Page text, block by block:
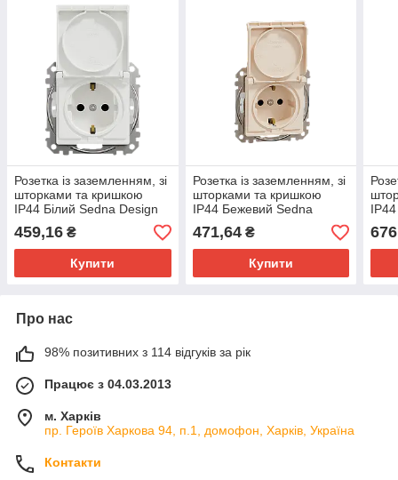
Розетка із заземленням, зі
шторками та кришкою
IP44 Білий Sedna Design
Schneider Electric
SDD211024
459,16 ₴
Купити
Розетка із заземленням, зі
шторками та кришкою
IP44 Бежевий Sedna
Design Schneider Electric
SDD212024
471,64₴
Купити
676
Про нас
98% позитивних з 114 відгуків за рік
Працює з 04.03.2013
м. Харків
пр. Героїв Харкова 94, п.1, домофон, Харків, Україна
Контакти